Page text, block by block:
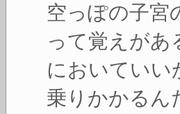
空っぽの子宮
って覚えがあ
においていい
乗りかかるん